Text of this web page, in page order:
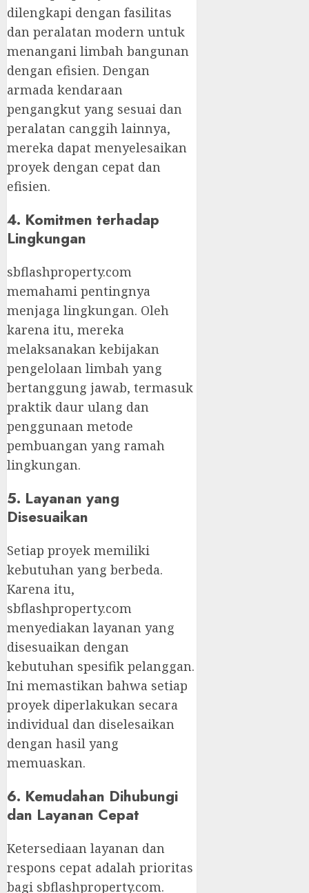
dilengkapi dengan fasilitas
dan peralatan modern untuk
menangani limbah bangunan
dengan efisien. Dengan
armada kendaraan
pengangkut yang sesuai dan
peralatan canggih lainnya,
mereka dapat menyelesaikan
proyek dengan cepat dan
efisien.
4. Komitmen terhadap
Lingkungan
sbflashproperty.com
memahami pentingnya
menjaga lingkungan. Oleh
karena itu, mereka
melaksanakan kebijakan
pengelolaan limbah yang
bertanggung jawab, termasuk
praktik daur ulang dan
penggunaan metode
pembuangan yang ramah
lingkungan.
5. Layanan yang
Disesuaikan
Setiap proyek memiliki
kebutuhan yang berbeda.
Karena itu,
sbflashproperty.com
menyediakan layanan yang
disesuaikan dengan
kebutuhan spesifik pelanggan.
Ini memastikan bahwa setiap
proyek diperlakukan secara
individual dan diselesaikan
dengan hasil yang
memuaskan.
6. Kemudahan Dihubungi
dan Layanan Cepat
Ketersediaan layanan dan
respons cepat adalah prioritas
bagi sbflashproperty.com.